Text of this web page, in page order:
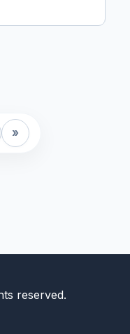
»
reserved.